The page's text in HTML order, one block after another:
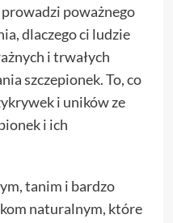
poważnego
dlaczego ci ludzie
i trwałych
szczepionek. To, co
i uników ze
i ich
tanim i bardzo
naturalnym, które